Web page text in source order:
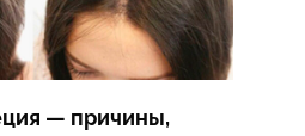
— причины,